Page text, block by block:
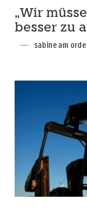
„Wir
besser zu
sabine am orde